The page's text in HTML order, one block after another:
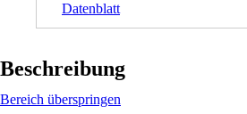
Datenblatt
Beschreibung
Bereich überspringen